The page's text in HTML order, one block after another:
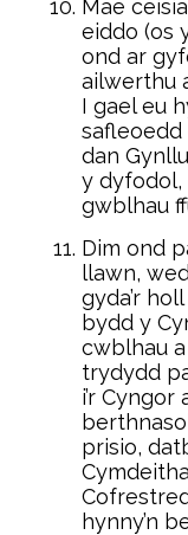
Mae
eiddo (os
ond ar
ailwerthu
I gael eu
safleoedd
dan
y dyfodol,
gwblhau
Dim ond
llawn,
gyda’r
bydd y
cwblhau
trydydd
i’r
prisio,
hynny’n